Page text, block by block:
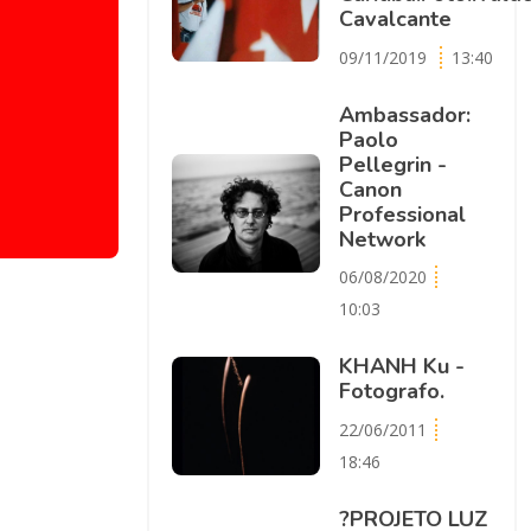
Cavalcante
09/11/2019 13:40
Ambassador:
Paolo
Pellegrin -
Canon
Professional
Network
06/08/2020
10:03
KHANH Ku -
Fotografo.
22/06/2011
18:46
?PROJETO LUZ